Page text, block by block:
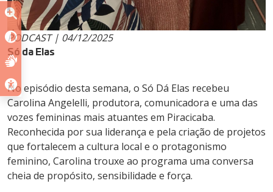
PODCAST | 04/12/2025
Só da Elas
No episódio desta semana, o Só Dá Elas recebeu
Carolina Angelelli, produtora, comunicadora e uma das
vozes femininas mais atuantes em Piracicaba.
Reconhecida por sua liderança e pela criação de projetos
que fortalecem a cultura local e o protagonismo
feminino, Carolina trouxe ao programa uma conversa
cheia de propósito, sensibilidade e força.